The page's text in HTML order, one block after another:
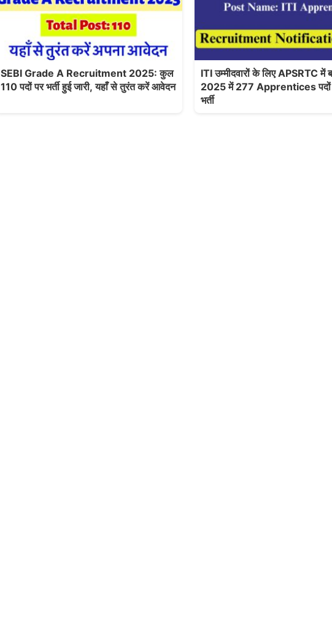
SEBI Grade A Recruitment 2025: कुल
110 पदों पर भर्ती हुई जारी, यहाँ से तुरंत करें आवेदन
ITI उम्मीदवारों के लिए APSRTC में
2025 में 277 Apprentices पदों
भर्ती